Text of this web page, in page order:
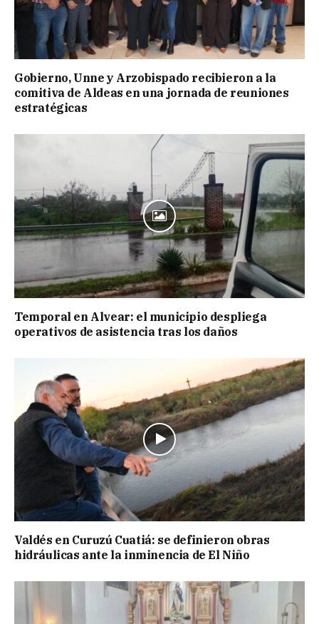
Gobierno, Unne y Arzobispado recibieron a la
comitiva de Aldeas en una jornada de reuniones
estratégicas
Temporal en Alvear: el municipio despliega
operativos de asistencia tras los daños
Valdés en Curuzú Cuatiá: se definieron obras
hidráulicas ante la inminencia de El Niño